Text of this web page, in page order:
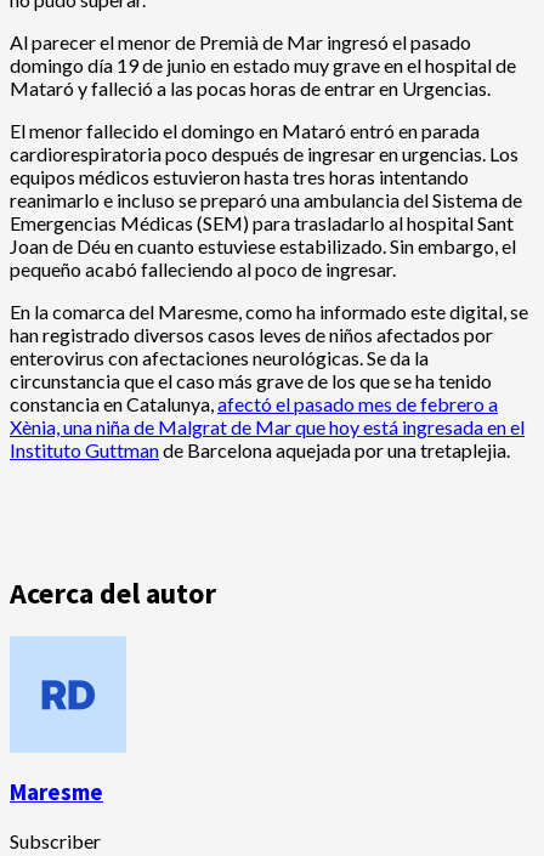
Al parecer el menor de Premià de Mar ingresó el pasado
domingo día 19 de junio en estado muy grave en el hospital de
Mataró y falleció a las pocas horas de entrar en Urgencias.
El menor fallecido el domingo en Mataró entró en parada
cardiorespiratoria poco después de ingresar en urgencias. Los
equipos médicos estuvieron hasta tres horas intentando
reanimarlo e incluso se preparó una ambulancia del Sistema de
Emergencias Médicas (SEM) para trasladarlo al hospital Sant
Joan de Déu en cuanto estuviese estabilizado. Sin embargo, el
pequeño acabó falleciendo al poco de ingresar.
En la comarca del Maresme, como ha informado este digital, se
han registrado diversos casos leves de niños afectados por
enterovirus con afectaciones neurológicas. Se da la
circunstancia que el caso más grave de los que se ha tenido
constancia en Catalunya,afectó el pasado mes de febrero a
Xènia, una niña de Malgrat de Mar que hoy está ingresada en el
Instituto Guttmande Barcelona aquejada por una tretaplejia.
Acerca del autor
Maresme
Subscriber